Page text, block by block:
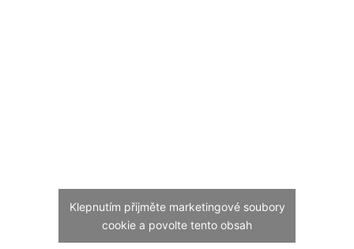
Klepnutím přijměte marketingové soubory
cookie a povolte tento obsah